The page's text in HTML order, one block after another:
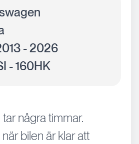
- 2026
- 160HK
några timmar.
bilen är klar att